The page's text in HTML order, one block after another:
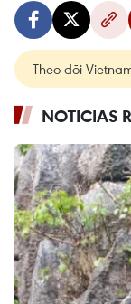
Theo dõi
NOTICIAS